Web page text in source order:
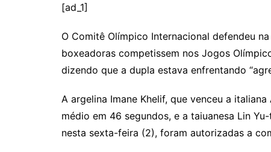
p
y
Li
n
k
s
A
p
p
gr
a
m
e
dI
n
l
[ad_1]
O Comitê Olímpico Internacional defendeu
boxeadoras competissem nos Jogos
dizendo que a dupla estava enfrentando
A argelina Imane Khelif, que venceu a
médio em 46 segundos, e a taiuanesa Lin
nesta sexta-feira (2), foram autorizadas a